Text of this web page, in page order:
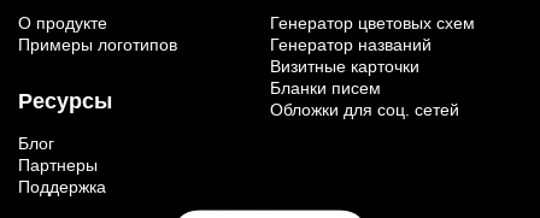
О продукте
Примеры логотипов
Ресурсы
Блог
Партнеры
Поддержка
Генератор цветовых схем
Генератор названий
Визитные карточки
Бланки писем
Обложки для соц. сетей